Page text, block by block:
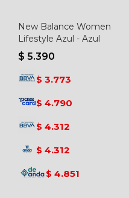
New Balance Women
Lifestyle Azul - Azul
$ 5.390
$ 3.773
$ 4.790
$ 4.312
$ 4.312
$ 4.851